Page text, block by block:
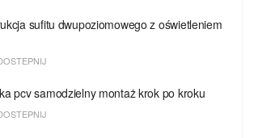
sufitu dwupoziomowego z oświetleniem
pcv samodzielny montaż krok po kroku